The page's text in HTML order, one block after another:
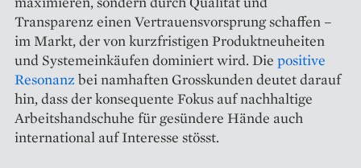
Transparenz einen Vertrauensvorsprung schaffen –
im Markt, der von kurzfristigen Produktneuheiten
und Systemeinkäufen dominiert wird. Die positive
Resonanz bei namhaften Grosskunden deutet darauf
hin, dass der konsequente Fokus auf nachhaltige
Arbeitshandschuhe für gesündere Hände auch
international auf Interesse stösst.